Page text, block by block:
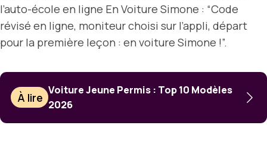
l’auto-école en ligne En Voiture Simone : “Code
révisé en ligne, moniteur choisi sur l’appli, départ
pour la première leçon : en voiture Simone !”.
À lire
Voiture Jeune Permis : Top 10 Modèles
2026